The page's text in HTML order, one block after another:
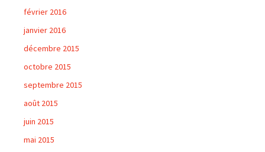
février 2016
janvier 2016
décembre 2015
octobre 2015
septembre 2015
août 2015
juin 2015
mai 2015